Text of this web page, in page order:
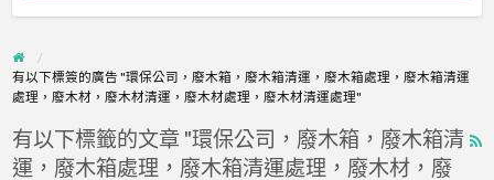
有以下標簽的廣告 "環保公司，廢木箱，廢木箱清運，廢木箱處理，廢木箱清運
處理，廢木材，廢木材清運，廢木材處理，廢木材清運處理"
有以下標籤的文章 "環保公司，廢木箱，廢木箱清
運，廢木箱處理，廢木箱清運處理，廢木材，廢